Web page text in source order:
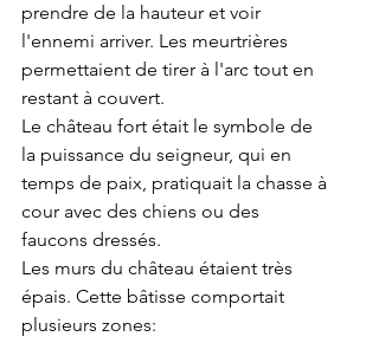
prendre de la hauteur et voir
l'ennemi arriver. Les meurtrières
permettaient de tirer à l'arc tout en
restant à couvert.
Le château fort était le symbole de
la puissance du seigneur, qui en
temps de paix, pratiquait la chasse à
cour avec des chiens ou des
faucons dressés.
Les murs du château étaient très
épais. Cette bâtisse comportait
plusieurs zones: